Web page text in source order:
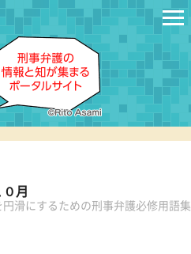
月
滑にするための刑事弁護必修用語集